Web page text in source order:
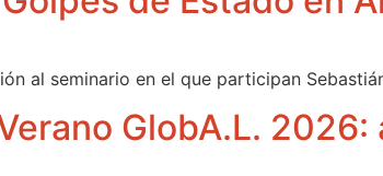
al seminario en el que participan
GlobA.L.